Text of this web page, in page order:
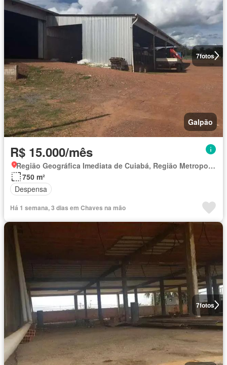
7fotos
Galpão
R$ 15.000/mês
Região Geográfica Imediata de Cuiabá, Região Metropolitana do Vale do Rio Cuiabá
750 m²
Despensa
Há 1 semana, 3 dias em Chaves na mão
7fotos